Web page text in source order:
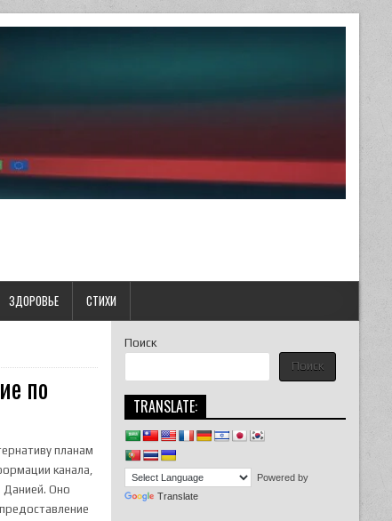
ЗДОРОВЬЕ СТИХИ
по
планам
канала,
Данией. Оно
Поиск
Поиск
TRANSLATE:
Powered by
Translate